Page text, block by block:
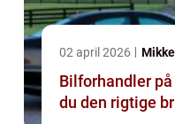
02 april 2026
Bilforhandler
du den rigtige